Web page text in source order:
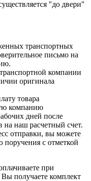
"до двери"
транспортных
письмо на
компании
оригинала
товара
компанию
дней после
на наш расчетный счет.
отправки, вы можете
с отметкой
при
получаете комплект